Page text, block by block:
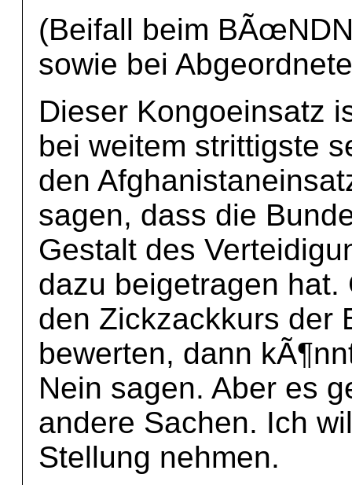
(Beifall beim
sowie bei
Dieser Kongoeinsatz
bei weitem strittigste
den
sagen, dass die
Gestalt des
dazu beigetragen
den Zickzackkurs der
bewerten, dann
Nein sagen. Aber es
andere Sachen. Ich
Stellung nehmen.